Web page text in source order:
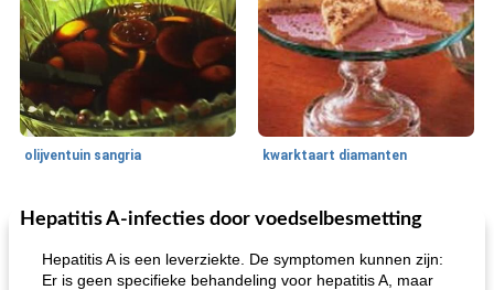
olijventuin sangria kwarktaart diamanten
65 min
Feestdagen en evenementen One Dish Meal
Hepatitis A-infecties door voedselbesmetting
Hepatitis A is een leverziekte. De symptomen kunnen zijn:
Er is geen specifieke behandeling voor hepatitis A, maar